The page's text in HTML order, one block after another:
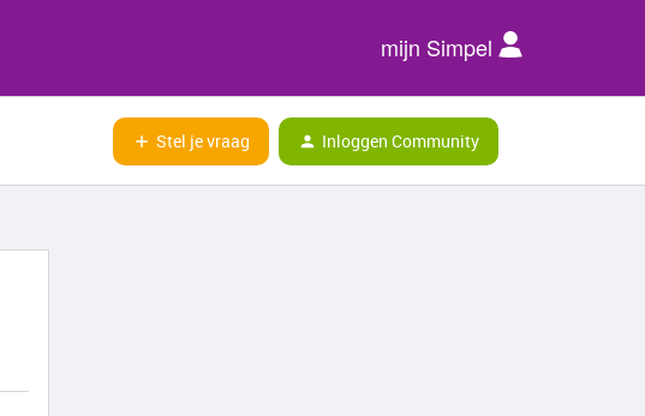
mijn Simpel
Stel je vraag Inloggen Community